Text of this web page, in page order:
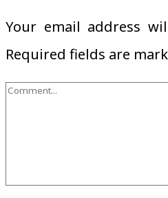
Your email address
Required fields are